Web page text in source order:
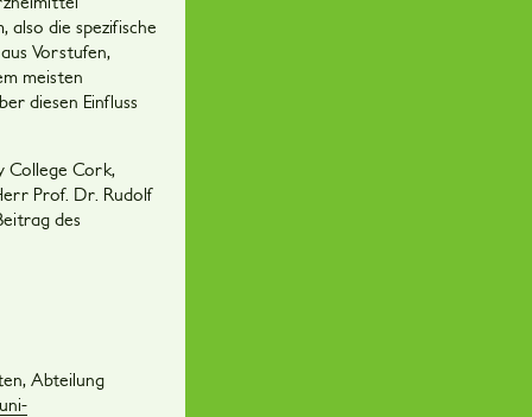
die spezifische
Vorstufen,
meisten
diesen Einfluss
College Cork,
Prof. Dr. Rudolf
des
Abteilung